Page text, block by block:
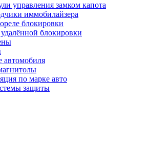
управления замком капота
иммобилайзера
блокировки
блокировки
автомобиля
по марке авто
защиты